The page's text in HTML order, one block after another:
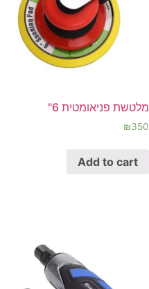
מלטשת פניאומטית 6"
₪350
Add to cart